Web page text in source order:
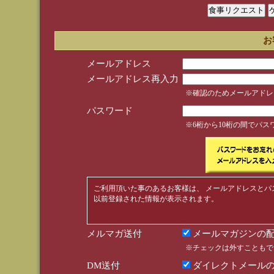
メールアドレス
メールアドレス再入力
※確認のためメールアド
パスワード
※6桁から10桁の間でパス
ご利用頂いた事のあるお客様は、 メールアドレスと
以前登録された情報が表示されます。
メルマガ送付 メールマガジンの
※チェックは外すことも
DM送付 ダイレクトメール